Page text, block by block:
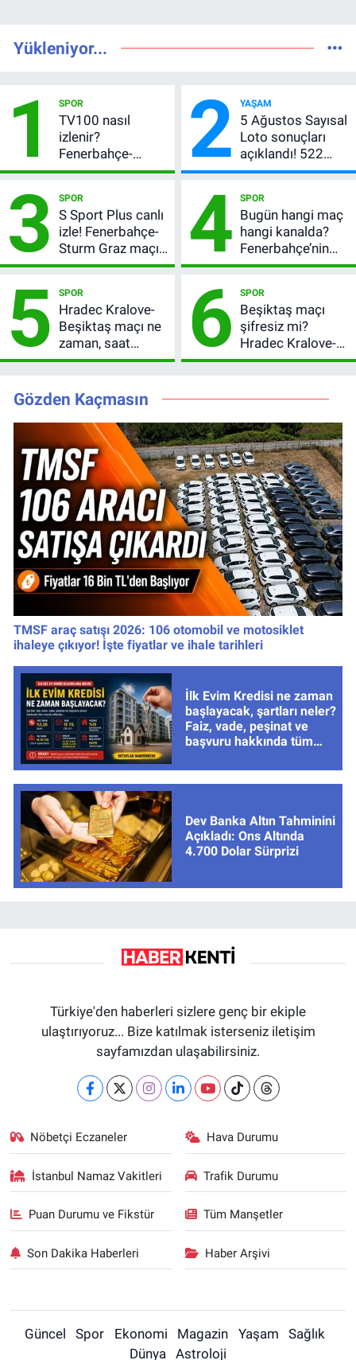
Yükleniyor...
1 SPOR
TV100 nasıl
izlenir?
Fenerbahçe-
Sturm Graz maçı
bilgileri
2 YAŞAM
5 Ağustos Sayısal
Loto sonuçları
açıklandı! 522
milyon TL devretti
3 SPOR
S Sport Plus canlı
izle! Fenerbahçe-
Sturm Graz maçı
nasıl izlenir?
4 SPOR
Bugün hangi maç
hangi kanalda?
Fenerbahçe’nin
Avrupa sınavı
yayınlanacak
5 SPOR
Hradec Kralove-
Beşiktaş maçı ne
zaman, saat
kaçta? Şifresiz
3. Ön Eleme Turu
6 SPOR
Beşiktaş maçı
şifresiz mi?
Hradec Kralove-
Beşiktaş hangi
Gözden Kaçmasın
TMSF araç satışı 2026: 106 otomobil ve motosiklet
ihaleye çıkıyor! İşte fiyatlar ve ihale tarihleri
İlk Evim Kredisi ne zaman
başlayacak, şartları neler?
Faiz, vade, peşinat ve
başvuru hakkında tüm
Dev Banka Altın Tahminini
Açıkladı: Ons Altında
4.700 Dolar Sürprizi
Türkiye'den haberleri sizlere genç bir ekiple
ulaştırıyoruz... Bize katılmak isterseniz iletişim
sayfamızdan ulaşabilirsiniz.
Nöbetçi Eczaneler Hava Durumu
İstanbul Namaz Vakitleri Trafik Durumu
Puan Durumu ve Fikstür Tüm Manşetler
Son Dakika Haberleri Haber Arşivi
Güncel Spor Ekonomi Magazin Yaşam
Sağlık
Dünya
Astroloji